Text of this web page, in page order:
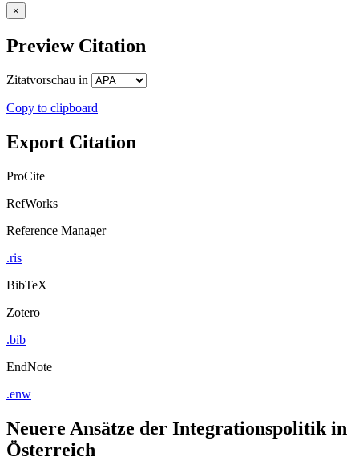
×
Preview Citation
Zitatvorschau in
Copy to clipboard
Export Citation
ProCite
RefWorks
Reference Manager
.ris
BibTeX
Zotero
.bib
EndNote
.enw
Neuere Ansätze der Integrationspolitik in
Österreich